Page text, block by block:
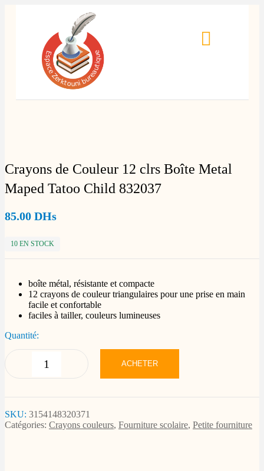
Crayons de Couleur 12 clrs Boîte Metal
Maped Tatoo Child 832037
85.00 DHs
10 EN STOCK
boîte métal, résistante et compacte
12 crayons de couleur triangulaires pour une prise en main
facile et confortable
faciles à tailler, couleurs lumineuses
Quantité:
ACHETER
SKU: 3154148320371
Catégories: Crayons couleurs, Fourniture scolaire, Petite fourniture